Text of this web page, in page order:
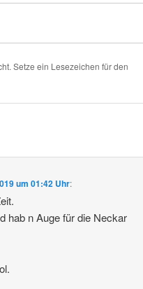
Setze ein Lesezeichen für den
um 01:42 Uhr:
hab n Auge für die Neckar